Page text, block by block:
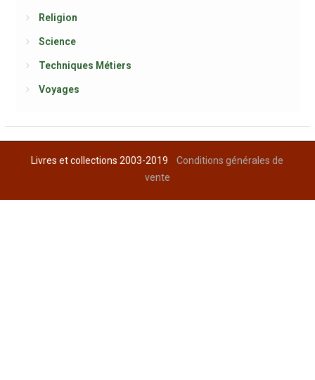
Religion
Science
Techniques Métiers
Voyages
Livres et collections 2003-2019Conditions générales de
vente